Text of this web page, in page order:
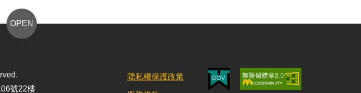
OPEN
號22樓
隱私權保護政策